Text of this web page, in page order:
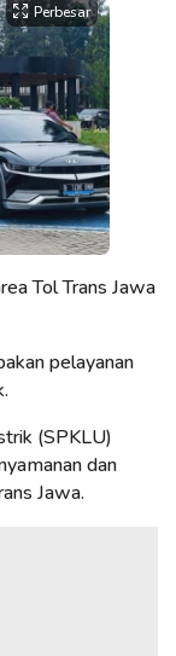
Perbesar
Tol Trans Jawa
pelayanan
(SPKLU)
dan
Jawa.